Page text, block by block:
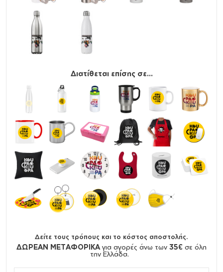
Διατίθεται επίσης σε...
Δείτε τους τρόπους και το κόστος αποστολής.
ΔΩΡΕΑΝ ΜΕΤΑΦΟΡΙΚΑ για αγορές άνω των 35€ σε όλη
την Ελλάδα.